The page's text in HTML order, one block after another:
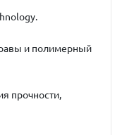
и полимерный
прочности,